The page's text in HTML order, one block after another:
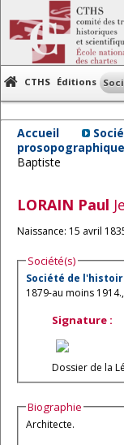
CTHS Éditions
Accueil
Baptiste
LORAIN Paul
Naissance: 15 avril
Société(s)
Société de
1879-au moins
Signature :
Dossier de la
Biographie
Architecte.